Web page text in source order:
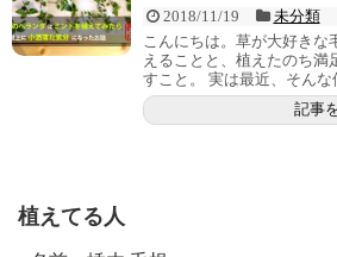
2018/11/19
未分類
こんにちは。草が大好きな
えることと、植えたのち満
すこと。 実は最近、そんな
記事
植えてる人